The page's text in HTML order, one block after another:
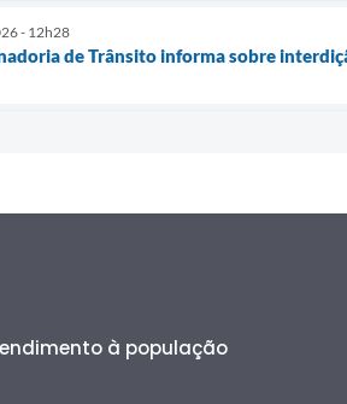
- 12h28
de Trânsito informa sobre
à população